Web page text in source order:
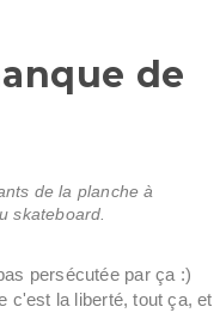
de
de la planche à
skateboard.
persécutée par ça :)
c'est la liberté, tout ça, et